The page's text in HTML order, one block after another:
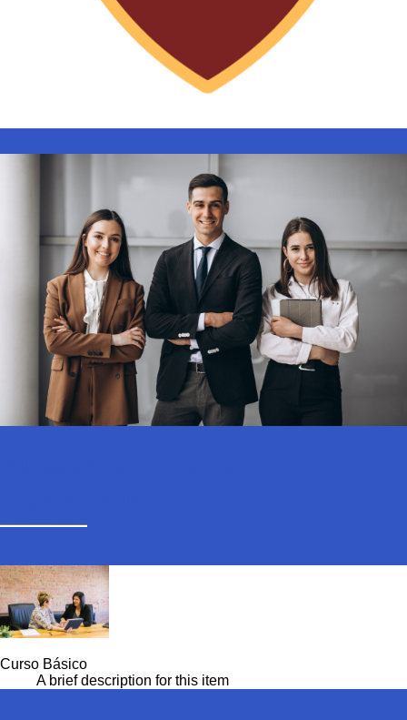
Curso Básico
A brief description for this item